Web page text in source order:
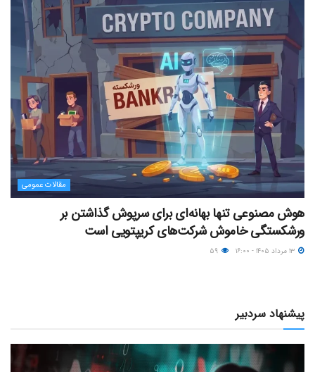
مقالات عمومی
هوش مصنوعی تنها بهانه‌ای برای سرپوش گذاشتن بر
ورشکستگی خاموش شرکت‌های کریپتویی است
پیشنهاد سردبیر